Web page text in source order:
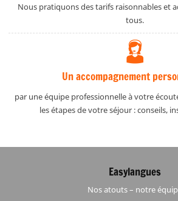
Nous pratiquons des tarifs raisonnables et
tous.
Un accompagnement
par une équipe professionnelle à votre
les étapes de votre séjour : conseils,
Easylangues
Nos atouts – notre